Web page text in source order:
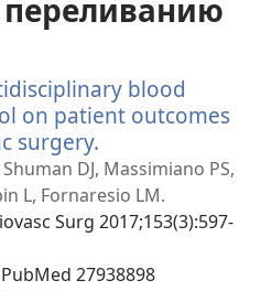
переливанию
blood
on patient outcomes
surgery.
в
новом
окне)
DJ, Massimiano PS,
L, Fornaresio LM.
Surg 2017;153(3):597-
27938898